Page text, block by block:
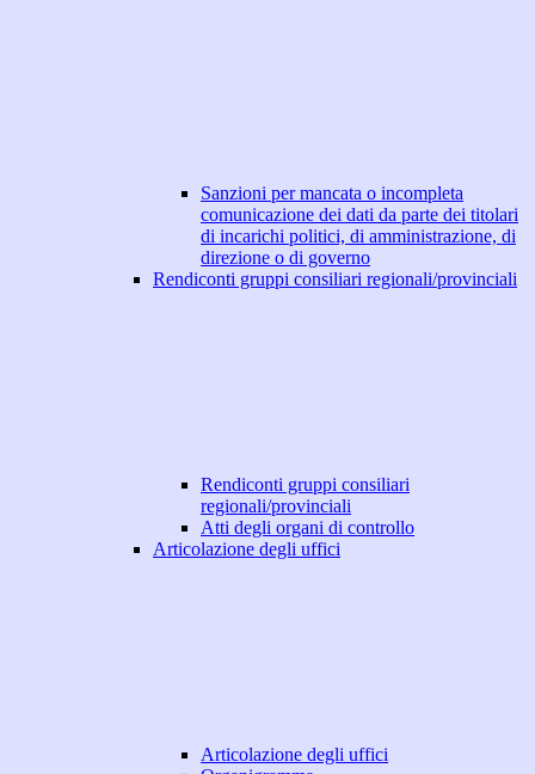
Sanzioni per mancata o incompleta
comunicazione dei dati da parte dei titolari
di incarichi politici, di amministrazione, di
direzione o di governo
Rendiconti gruppi consiliari regionali/provinciali
Rendiconti gruppi consiliari
regionali/provinciali
Atti degli organi di controllo
Articolazione degli uffici
Articolazione degli uffici